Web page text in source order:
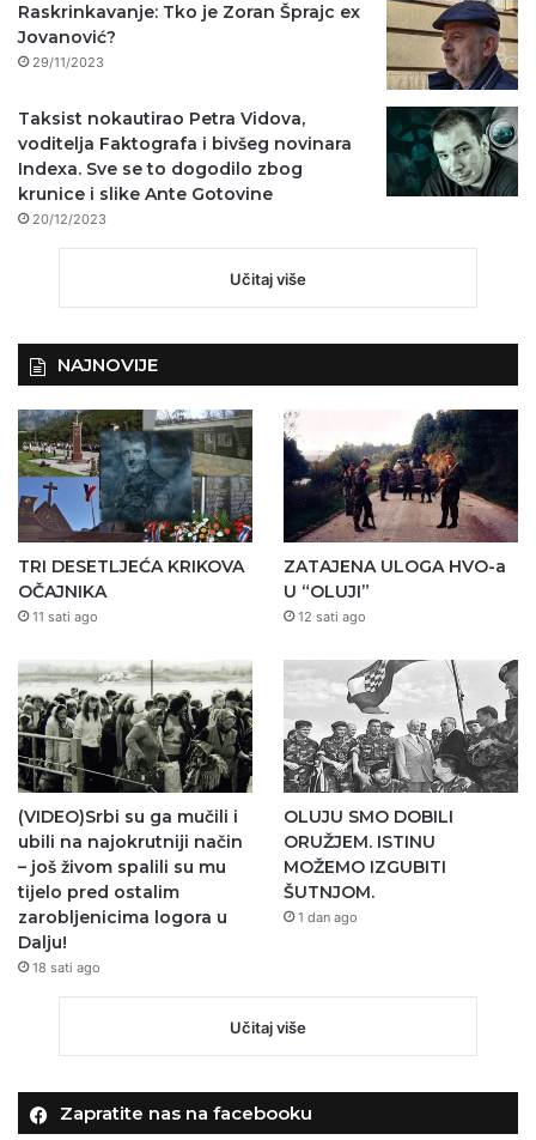
Raskrinkavanje: Tko je Zoran Šprajc ex
Jovanović?
29/11/2023
Taksist nokautirao Petra Vidova,
voditelja Faktografa i bivšeg novinara
Indexa. Sve se to dogodilo zbog
krunice i slike Ante Gotovine
20/12/2023
Učitaj više
NAJNOVIJE
TRI DESETLJEĆA KRIKOVA
OČAJNIKA
11 sati ago
ZATAJENA ULOGA HVO-a
U “OLUJI”
12 sati ago
(VIDEO)Srbi su ga mučili i
ubili na najokrutniji način
– još živom spalili su mu
tijelo pred ostalim
zarobljenicima logora u
Dalju!
18 sati ago
OLUJU SMO DOBILI
ORUŽJEM. ISTINU
MOŽEMO IZGUBITI
ŠUTNJOM.
1 dan ago
Učitaj više
Zapratite nas na facebooku